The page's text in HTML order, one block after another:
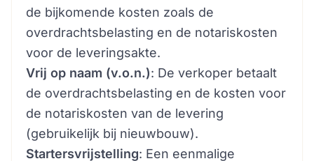
de bijkomende kosten zoals de
overdrachtsbelasting en de notariskosten
voor de leveringsakte.
Vrij op naam (v.o.n.): De verkoper betaalt
de overdrachtsbelasting en de kosten voor
de notariskosten van de levering
(gebruikelijk bij nieuwbouw).
Startersvrijstelling: Een eenmalige